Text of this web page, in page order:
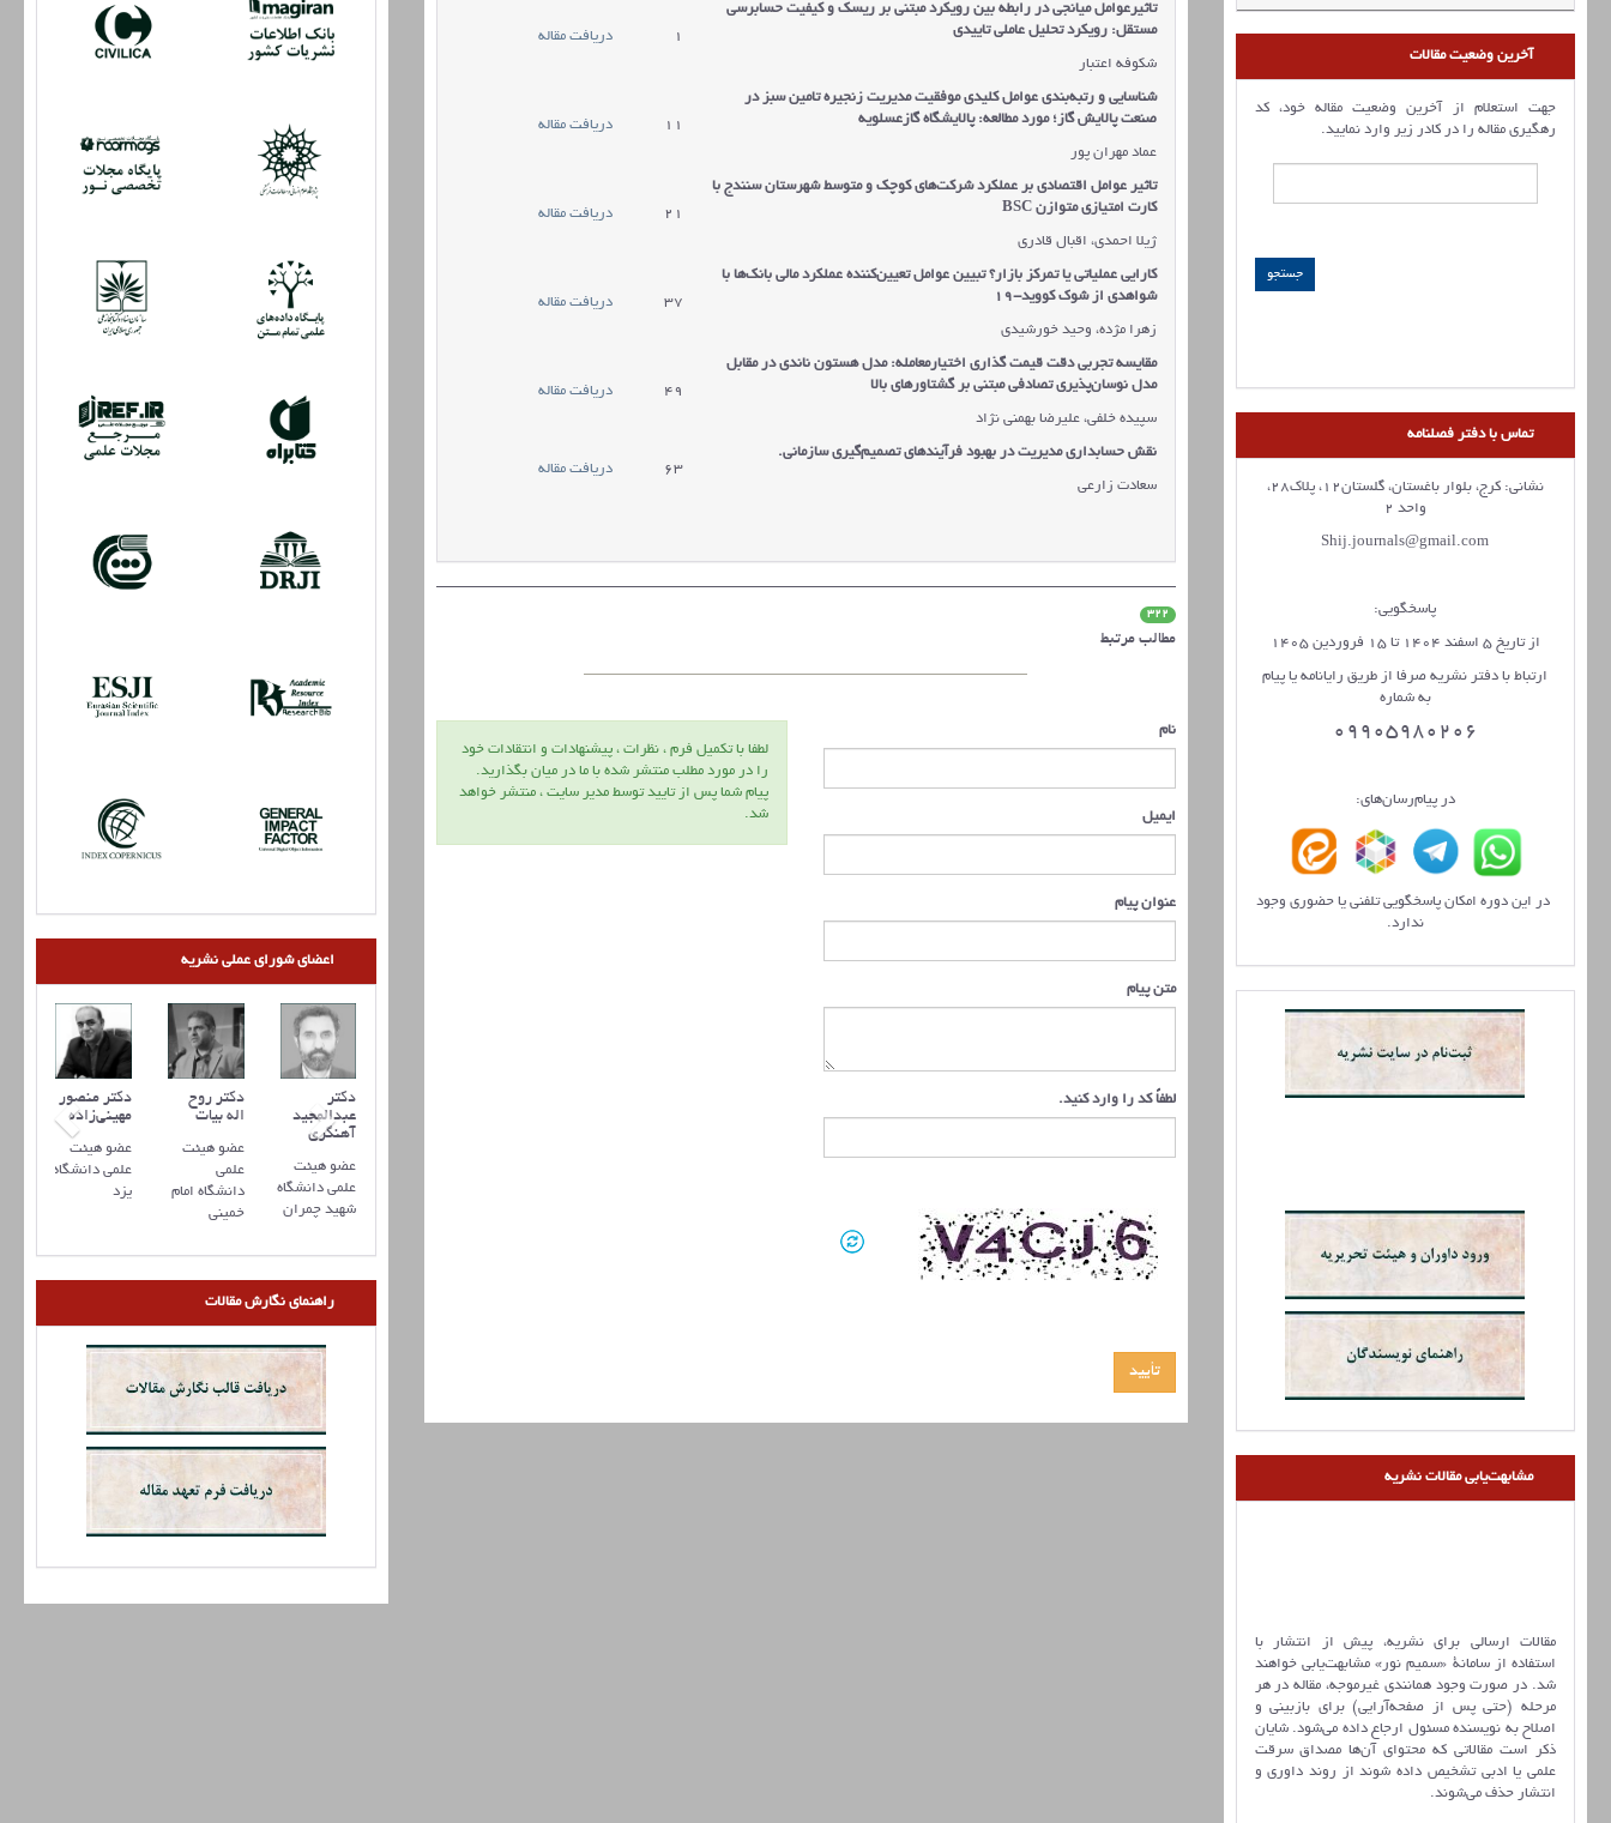
آخرین وضعیت مقالات
جهت استعلام از آخرین وضعیت مقاله خود، کد
رهگیری مقاله را در کادر زیر وارد نمایید.
تماس با دفتر فصلنامه
نشانی: کرج، بلوار باغستان، گلستان12، پلاک28،
واحد 2
Shij.journals@gmail.com
پاسخگویی:
از تاریخ 5 اسفند 1404 تا 15 فروردین 1405
ارتباط با دفتر نشریه صرفا از طریق رایانامه یا پیام
به شماره
09905980206
در پیام‌رسان‌های:
در این دوره امکان پاسخگویی تلفنی یا حضوری وجود
ندارد.
مشابهت‌یابی مقالات نشریه
مقالات ارسالی برای نشریه، پیش از انتشار با
استفاده از سامانۀ «سمیم نور» مشابهت‌یابی خواهند
شد. در صورت وجود همانندی غیرموجه، مقاله در هر
مرحله (حتی پس از صفحه‌آرایی) برای بازبینی و
اصلاح به نویسنده مسئول ارجاع داده می‌شود. شایان
ذکر است مقالاتی که محتوای آن‌ها مصداق سرقت
علمی یا ادبی تشخیص داده شوند از روند داوری و
انتشار حذف می‌شوند.
تاثیرعوامل میانجی در رابطه بین رویکرد مبتنی بر ریسک و کیفیت حسابرسی
مستقل: رویکرد تحلیل عاملی تاییدی
1
دریافت مقاله
شکوفه اعتبار
شناسایی و رتبه‌بندی عوامل کلیدی موفقیت مدیریت زنجیره تامین سبز در
صنعت پالایش گاز؛ مورد مطالعه: پالایشگاه گازعسلویه
11
دریافت مقاله
عماد مهران پور
تاثیر عوامل اقتصادی بر عملکرد شرکت‌های کوچک و متوسط شهرستان سنندج با
کارت امتیازی متوازنBSC
21
دریافت مقاله
ژیلا احمدی، اقبال قادری
کارایی عملیاتی یا تمرکز بازار؟ تبیین عوامل تعیین‌کننده عملکرد مالی بانک‌ها با
شواهدی از شوک کووید-19
37
دریافت مقاله
زهرا مژده، وحید خورشیدی
مقایسه تجربی دقت قیمت گذاری اختیار‌معامله: مدل هستون ناندی در مقابل
مدل نوسان‌پذیری تصادفی مبتنی بر گشتاورهای بالا
49
دریافت مقاله
سپیده خلفی، علیرضا بهمنی نژاد
نقش حسابداری مدیریت در بهبود فرآیندهای تصمیم‌گیری سازمانی.
63
دریافت مقاله
سعادت زارعی
322
مطالب مرتبط
لطفا با تكميل فرم ، نظرات ، پيشنهادات و انتقادات خود
را در مورد مطلب منتشر شده با ما در ميان بگذاريد.
پيام شما پس از تاييد توسط مدير سايت ، منتشر خواهد
شد.
نام
ایمیل
عنوان پیام
متن پیام
لطفاً کد را وارد کنید.
اعضای شورای عملی نشریه
دکتر منصور
مهینی‌زاده
عضو هیئت
علمی دانشگاه
یزد
دکتر روح
اله بیات
عضو هیئت
علمی
دانشگاه امام
خمینی
دکتر
عبدالمجید
آهنگری
عضو هیئت
علمی دانشگاه
شهید چمران
راهنمای نگارش مقالات